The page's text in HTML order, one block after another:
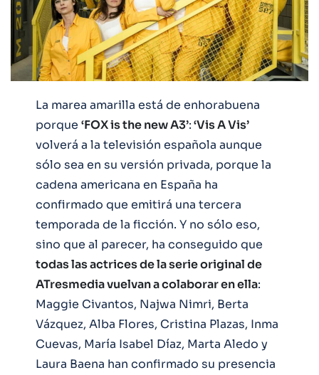
La marea amarilla está de enhorabuena
porque ‘FOX is the new A3’:‘Vis A Vis’
volverá a la televisión española aunque
sólo sea en su versión privada, porque la
cadena americana en España ha
confirmado que emitirá una tercera
temporada de la ficción. Y no sólo eso,
sino que al parecer, ha conseguido que
todas las actrices de la serie original de
ATresmedia vuelvan a colaborar en ella:
Maggie Civantos, Najwa Nimri, Berta
Vázquez, Alba Flores, Cristina Plazas, Inma
Cuevas, María Isabel Díaz, Marta Aledo y
Laura Baena han confirmado su presencia